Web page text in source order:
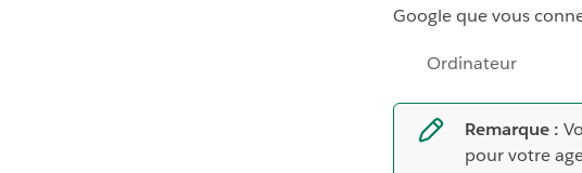
Google que vous
Ordinateur
Remarque :
pour votre